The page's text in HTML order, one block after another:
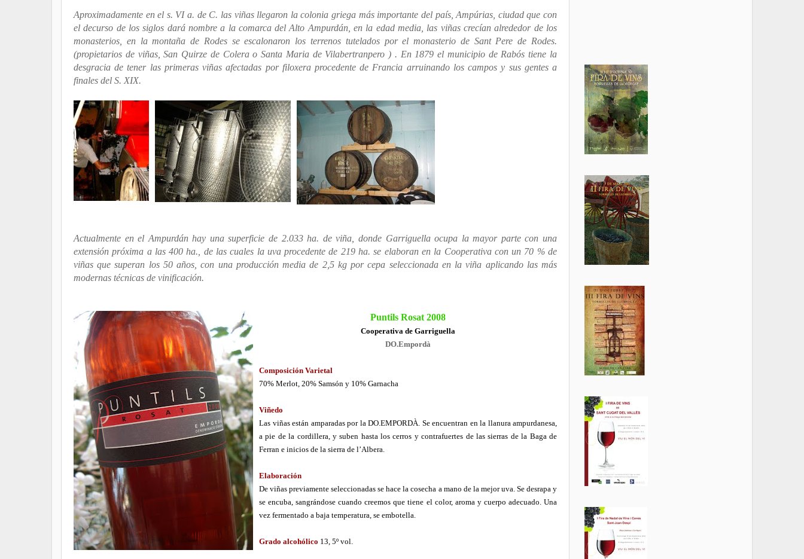
Aproximadamente en el s. VI a. de C. las viñas llegaron la colonia griega más importante del país, Ampúrias, ciudad que con
el decurso de los siglos dará nombre a la comarca del Alto Ampurdán, en la edad media, las viñas crecían alrededor de los
monasterios, en la montaña de Rodes se escalonaron los terrenos tutelados por el monasterio de Sant Pere de Rodes.
(propietarios de viñas, San Quirze de Colera o Santa Maria de Vilabertranpero ) . En 1879 el municipio de Rabós tiene la
desgracia de tener las primeras viñas afectadas por filoxera procedente de Francia arruinando los campos y sus gentes a
finales del S. XIX.
Actualmente en el Ampurdán hay una superficie de 2.033 ha. de viña, donde Garriguella ocupa la mayor parte con una
extensión próxima a las 400 ha., de las cuales la uva procedente de 219 ha. se elaboran en la Cooperativa con un 70 % de
viñas que superan los 50 años, con una producción media de 2,5 kg por cepa seleccionada en la viña aplicando las más
modernas técnicas de vinificación.
Puntils Rosat 2008
Cooperativa de Garriguella
DO.Empordà
Composición Varietal
70% Merlot, 20% Samsón y 10% Garnacha
Viñedo
Las viñas están amparadas por la DO.EMPORDÀ. Se encuentran en la llanura ampurdanesa,
a pie de la cordillera, y suben hasta los cerros y contrafuertes de las sierras de la Baga de
Ferran e inicios de la sierra de l’Albera.
Elaboración
De viñas previamente seleccionadas se hace la cosecha a mano de la mejor uva. Se desrapa y
se encuba, sangrándose cuando creemos que tiene el color, aroma y cuerpo adecuado. Una
vez fermentado a baja temperatura, se embotella.
Grado alcohólico 13, 5º vol.